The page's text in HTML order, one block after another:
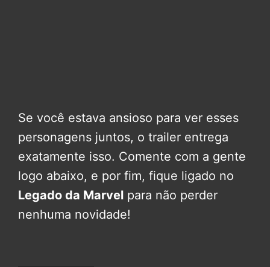
Se você estava ansioso para ver esses
personagens juntos, o trailer entrega
exatamente isso. Comente com a gente
logo abaixo, e por fim, fique ligado no
Legado da Marvel para não perder
nenhuma novidade!